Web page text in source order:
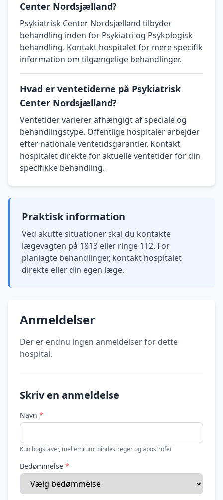
Center Nordsjælland?
Psykiatrisk Center Nordsjælland tilbyder
behandling inden for Psykiatri og Psykologisk
behandling. Kontakt hospitalet for mere specifik
information om tilgængelige behandlinger.
Hvad er ventetiderne på Psykiatrisk
Center Nordsjælland?
Ventetider varierer afhængigt af speciale og
behandlingstype. Offentlige hospitaler arbejder
efter nationale ventetidsgarantier. Kontakt
hospitalet direkte for aktuelle ventetider for din
specifikke behandling.
Praktisk information
Ved akutte situationer skal du kontakte
lægevagten på 1813 eller ringe 112. For
planlagte behandlinger, kontakt hospitalet
direkte eller din egen læge.
Anmeldelser
Der er endnu ingen anmeldelser for dette
hospital.
Skriv en anmeldelse
Navn *
Kun bogstaver, mellemrum, bindestreger og apostrofer
Bedømmelse *